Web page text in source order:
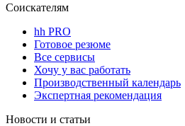
Соискателям
hh PRO
Готовое резюме
Все сервисы
Хочу у вас работать
Производственный календарь
Экспертная рекомендация
Новости и статьи